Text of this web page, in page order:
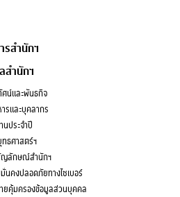
รสำนักฯ
สำนักฯ
น์และพันธกิจ
รและบุคลากร
นประจำปี
ธศาสตร์ฯ
ญลักษณ์สำนักฯ
นคงปลอดภัยทางไซเบอร์
ยคุ้มครองข้อมูลส่วนบุคคล